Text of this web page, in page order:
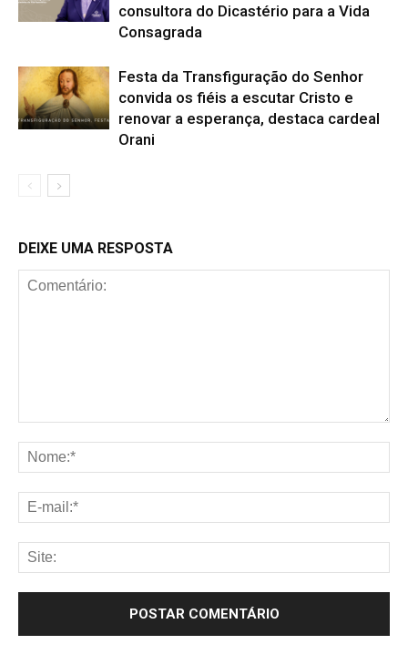
consultora do Dicastério para a Vida
Consagrada
Festa da Transfiguração do Senhor
convida os fiéis a escutar Cristo e
renovar a esperança, destaca cardeal
Orani
DEIXE UMA RESPOSTA